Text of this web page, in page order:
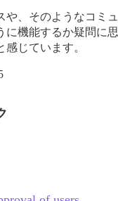
や、そのようなコミ
に機能するか疑問に
感じています。